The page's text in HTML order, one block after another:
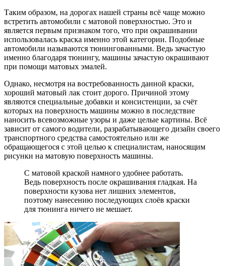
Таким образом, на дорогах нашей страны всё чаще можно
встретить автомобили с матовой поверхностью. Это и
является первым признаком того, что при окрашивании
использовалась краска именно этой категории. Подобные
автомобили называются тюнингованными. Ведь зачастую
именно благодаря тюнингу, машины зачастую окрашивают
при помощи матовых эмалей.
Однако, несмотря на востребованность данной краски,
хороший матовый лак стоит дорого. Причиной этому
являются специальные добавки и консистенции, за счёт
которых на поверхность машины можно в последствие
наносить всевозможные узоры и даже целые картины. Всё
зависит от самого водители, разрабатывающего дизайн своего
транспортного средства самостоятельно или же
обращающегося с этой целью к специалистам, наносящим
рисунки на матовую поверхность машины.
С матовой краской намного удобнее работать.
Ведь поверхность после окрашивания гладкая. На
поверхности кузова нет лишних элементов,
поэтому нанесению последующих слоёв краски
для тюнинга ничего не мешает.